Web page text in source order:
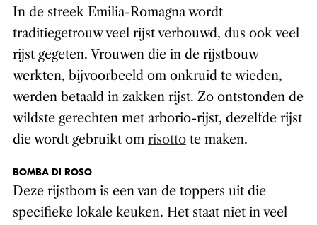
In de streek Emilia-Romagna wordt
traditiegetrouw veel rijst verbouwd, dus ook veel
rijst gegeten. Vrouwen die in de rijstbouw
werkten, bijvoorbeeld om onkruid te wieden,
werden betaald in zakken rijst. Zo ontstonden de
wildste gerechten met arborio-rijst, dezelfde rijst
die wordt gebruikt om risottote maken.
BOMBA DI ROSO
Deze rijstbom is een van de toppers uit die
specifieke lokale keuken. Het staat niet in veel